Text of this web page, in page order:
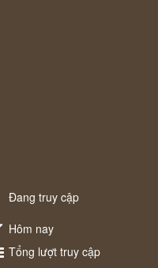
Đang truy cập
Hôm nay
Tổng lượt truy cập